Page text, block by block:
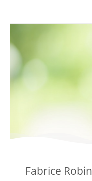
Fabrice Robin